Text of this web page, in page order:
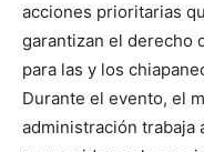
acciones prioritarias
garantizan el derecho
para las y los
Durante el evento, el
administración trabaja